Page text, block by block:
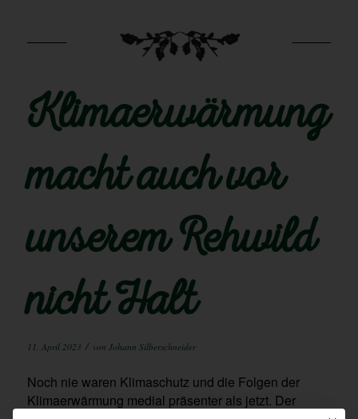
Klimaerwärmung
macht auch vor
unserem Rehwild
nicht Halt
11. April 2023 / von Johann Silberschneider
Noch nie waren Klimaschutz und die Folgen der
Klimaerwärmung medial präsenter als jetzt. Der